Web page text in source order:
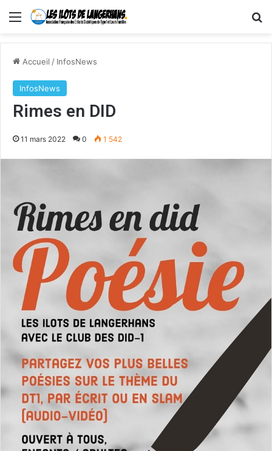
Menu
Accueil / InfosNews
InfosNews
Rimes en DID
11 mars 2022 0 1 542